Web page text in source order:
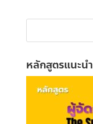
หลักสูตรแนะนำ